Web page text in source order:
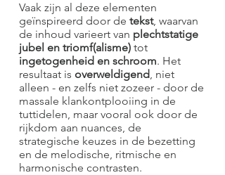
Vaak zijn al deze elementen
geïnspireerd door de tekst, waarvan
de inhoud varieert van plechtstatige
jubel en triomf(alisme) tot
ingetogenheid en schroom. Het
resultaat is overweldigend, niet
alleen - en zelfs niet zozeer - door de
massale klankontplooiing in de
tuttidelen, maar vooral ook door de
rijkdom aan nuances, de
strategische keuzes in de bezetting
en de melodische, ritmische en
harmonische contrasten.